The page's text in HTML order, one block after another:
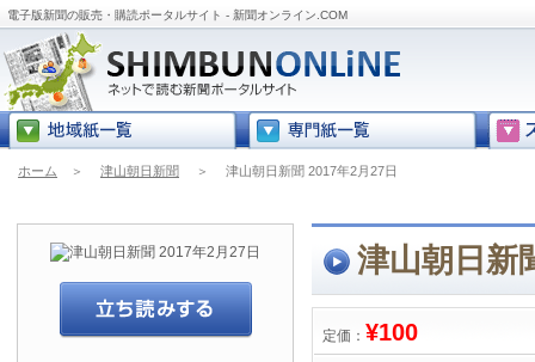
電子版新聞の販売・購読ポータルサイト - 新聞オンライン.COM
ホーム ＞ 津山朝日新聞 ＞ 津山朝日新聞 2017年2月27日
津山朝日新
定価： ¥100